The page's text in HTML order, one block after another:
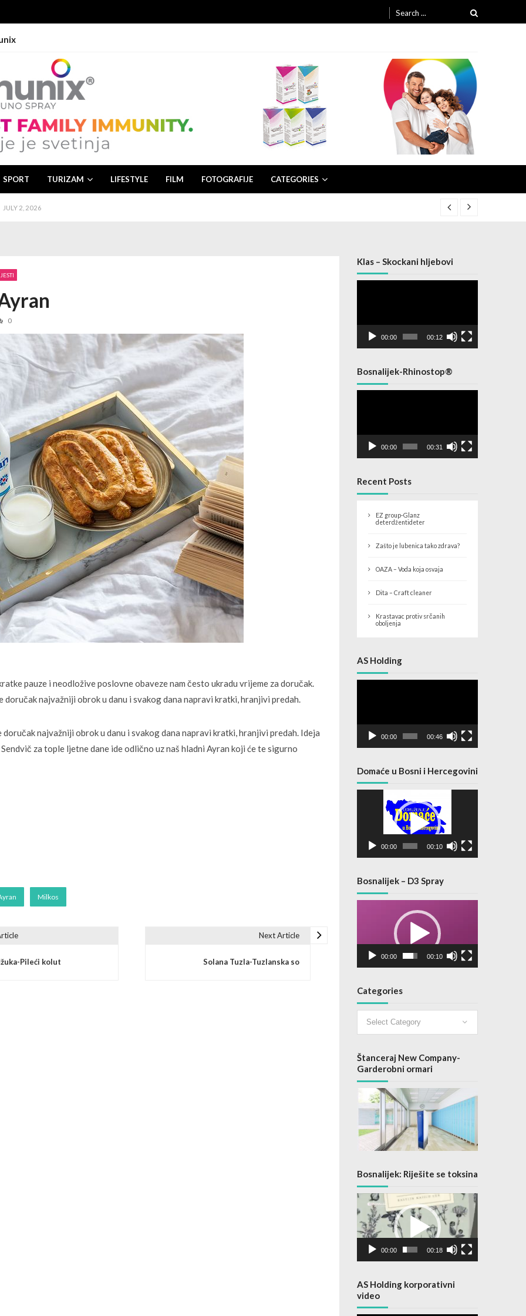
Search for:
SPORT TURIZAM LIFESTYLE FILM FOTOGRAFIJE CATEGORIES
2, 2026
JULY 1, 2026
2, 2026
JULY 2, 2026
2, 2026
0
pauze i neodložive poslovne obaveze nam često ukradu vrijeme za doručak.
doručak najvažniji obrok u danu i svakog dana napravi kratki, hranjivi predah.
doručak najvažniji obrok u danu i svakog dana napravi kratki, hranjivi predah. Ideja
za tople ljetne dane ide odlično uz naš hladni Ayran koji će te sigurno
Milkos
Pileći kolut
Next Article
Solana Tuzla-Tuzlanska so
Klas – Skockani hljebovi
00:00 00:12
Bosnalijek-Rhinostop®
00:00 00:31
Recent Posts
EZ group-Glanz
deterdžentideter
Zašto je lubenica tako zdrava?
OAZA – Voda koja osvaja
Dita – Craft cleaner
Krastavac protiv srčanih
oboljenja
AS Holding
00:00 00:46
Domaće u Bosni i Hercegovini
00:00 00:10
Bosnalijek – D3 Spray
00:00 00:10
Categories
Štanceraj New Company-
Garderobni ormari
Bosnalijek: Riješite se toksina
Video
Player
00:00 00:18
AS Holding korporativni
video